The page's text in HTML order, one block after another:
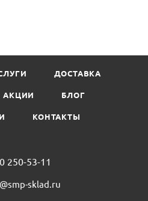
без крышки
ДОСТАВКА
АКЦИИ БЛОГ
КОНТАКТЫ
250-53-11
sklad.ru